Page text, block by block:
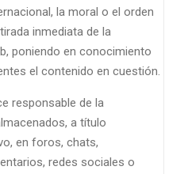
la moral o el orden
inmediata de la
poniendo en conocimiento
el contenido en cuestión.
responsable de la
a título
en foros, chats,
redes sociales o